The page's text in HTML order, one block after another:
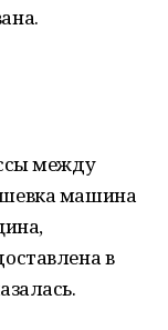
между
машина
в